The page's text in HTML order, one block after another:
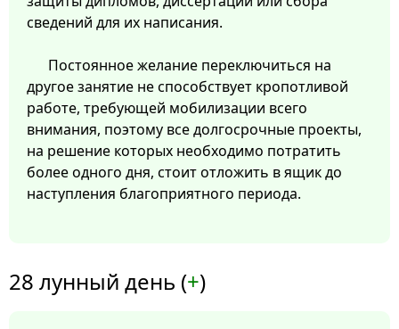
сведений для их написания.
Постоянное желание переключиться на
другое занятие не способствует кропотливой
работе, требующей мобилизации всего
внимания, поэтому все долгосрочные проекты,
на решение которых необходимо потратить
более одного дня, стоит отложить в ящик до
наступления благоприятного периода.
28 лунный день (+)